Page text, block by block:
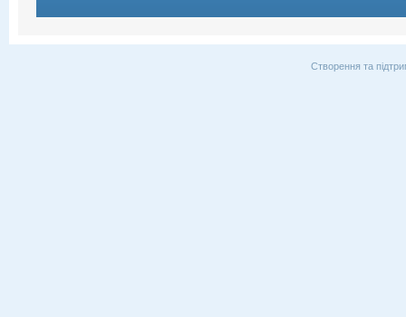
Створення та